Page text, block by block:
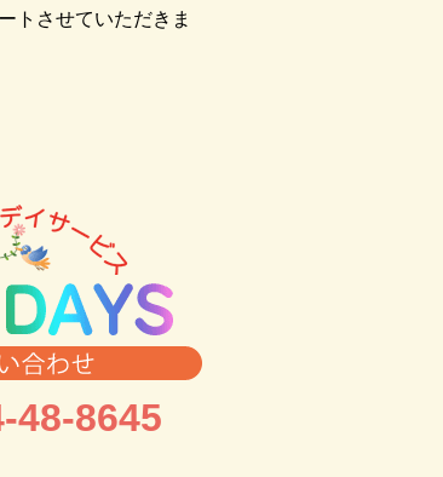
トさせていただきま
48-8645